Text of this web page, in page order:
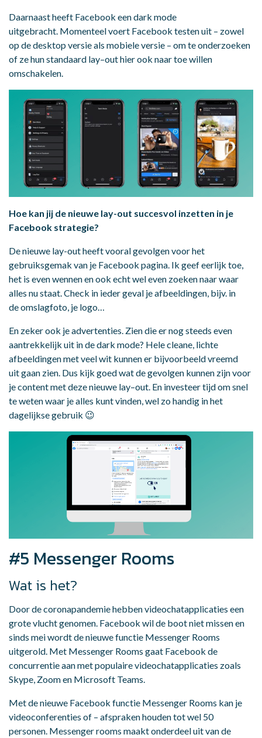
Daarnaast heeft Facebook een dark mode
uitgebracht. Momenteel voert Facebook testen uit – zowel
op de desktop versie als mobiele versie – om te onderzoeken
of ze hun standaard lay–out hier ook naar toe willen
omschakelen.
Hoe kan jij de nieuwe lay-out succesvol inzetten in je
Facebook strategie?
De nieuwe lay-out heeft vooral gevolgen voor het
gebruiksgemak van je Facebook pagina. Ik geef eerlijk toe,
het is even wennen en ook echt wel even zoeken naar waar
alles nu staat. Check in ieder geval je afbeeldingen, bijv. in
de omslagfoto, je logo…
En zeker ook je advertenties. Zien die er nog steeds even
aantrekkelijk uit in de dark mode? Hele cleane, lichte
afbeeldingen met veel wit kunnen er bijvoorbeeld vreemd
uit gaan zien. Dus kijk goed wat de gevolgen kunnen zijn voor
je content met deze nieuwe lay–out. En investeer tijd om snel
te weten waar je alles kunt vinden, wel zo handig in het
dagelijkse gebruik 😉
#5 Messenger Rooms
Wat is het?
Door de coronapandemie hebben videochatapplicaties een
grote vlucht genomen. Facebook wil de boot niet missen en
sinds mei wordt de nieuwe functie Messenger Rooms
uitgerold. Met Messenger Rooms gaat Facebook de
concurrentie aan met populaire videochatapplicaties zoals
Skype, Zoom en Microsoft Teams.
Met de nieuwe Facebook functie Messenger Rooms kan je
videoconferenties of – afspraken houden tot wel 50
personen. Messenger rooms maakt onderdeel uit van de